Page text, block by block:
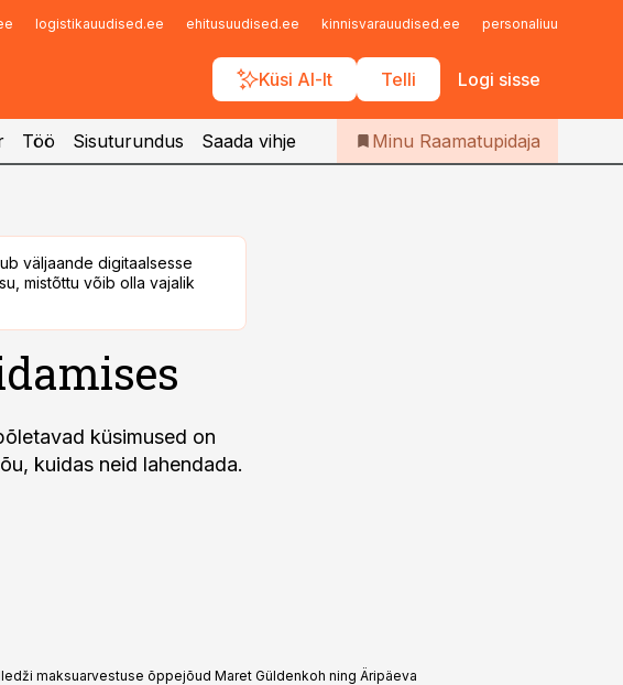
logistikauudised.ee ehitusuudised.ee kinnisvarauudised.ee personaliuudised.ee
Küsi AI-lt Telli Logi sisse
Iseteenindus
Telli Raamatupidaja
Töö Sisuturundus Saada vihje Minu Raamatupidaja
väljaande digitaalsesse
mistõttu võib olla vajalik
küsimused on
kuidas neid lahendada.
maksuarvestuse õppejõud Maret Güldenkoh ning Äripäeva